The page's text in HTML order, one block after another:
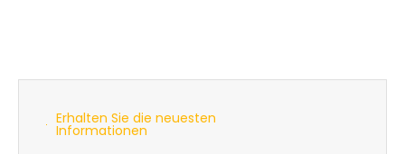
Erhalten Sie die neuesten
Informationen